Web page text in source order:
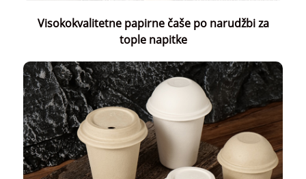
Visokokvalitetne papirne čaše po narudžbi za
tople napitke